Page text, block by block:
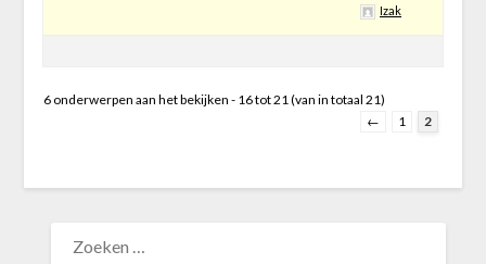
Izak
6 onderwerpen aan het bekijken - 16 tot 21 (van in totaal 21)
←
1 2
NAAR: